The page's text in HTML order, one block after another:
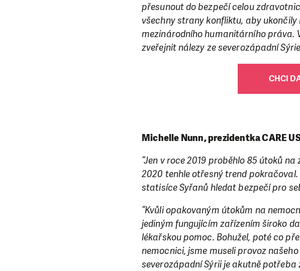
přesunout do bezpečí celou
všechny strany konfliktu, aby
mezinárodního humanitárního práva.
zveřejnit nálezy ze severozápadní
CHCI
Michelle Nunn, prezidentka CARE
“Jen v roce 2019 proběhlo 85 útoků
2020 tenhle otřesný trend
statisíce Syřanů hledat bezpečí pro
“Kvůli opakovaným útokům na
jediným fungujícím zařízením široko
lékařskou pomoc. Bohužel, poté co
nemocnici, jsme museli provoz
severozápadní Sýrii je akutně